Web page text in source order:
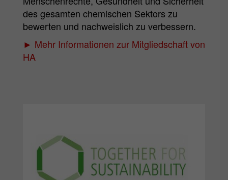
des gesamten chemischen Sektors zu
bewerten und nachweislich zu verbessern.
► Mehr Informationen zur Mitgliedschaft von
HA